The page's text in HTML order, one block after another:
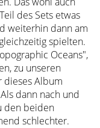
des Sets etwas
weiterhin dann am
spielten.
Oceans",
zu unseren
dieses Album
dann nach und
den beiden
schlechter.